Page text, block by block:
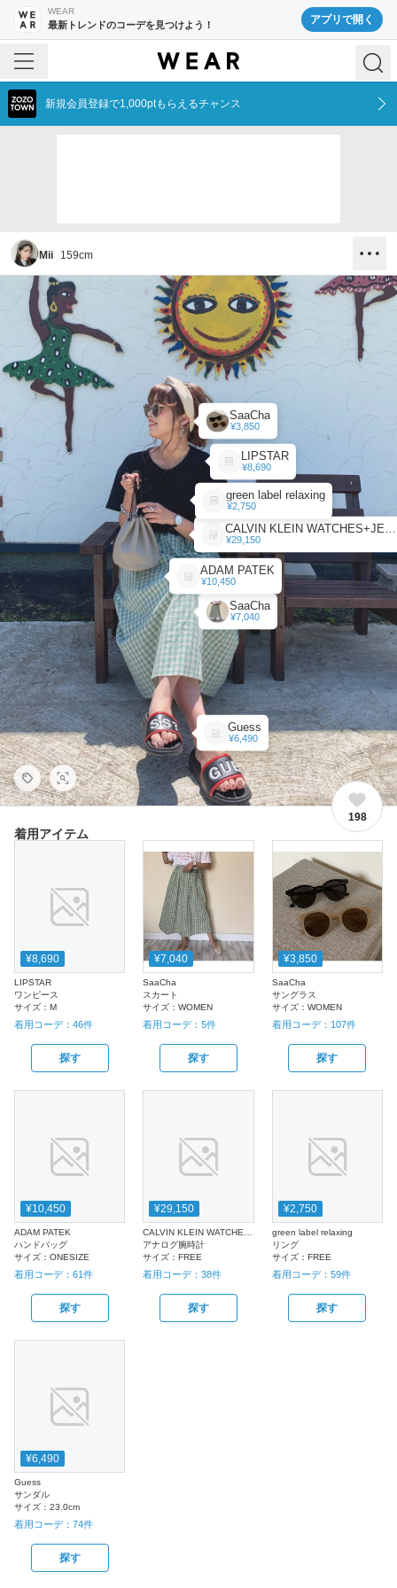
WEAR
最新トレンドのコーデを見つけよう！ アプリで開く
新規会員登録で1,000ptもらえるチャンス
Mii 159cm
LIPSTAR
¥8,690
SaaCha
¥7,040
SaaCha
¥3,850
ADAM PATEK
¥10,450
¥29,150
green label relaxing
¥2,750
Guess
¥6,490
198
着用アイテム
¥8,690
LIPSTAR
ワンピース
サイズ： M
着用コーデ： 46件
探す
¥7,040
SaaCha
スカート
サイズ：WOMEN
着用コーデ：5件
探す
¥3,850
SaaCha
サングラス
サイズ： WOMEN
着用コーデ： 107件
探す
¥10,450
ADAM PATEK
ハンドバッグ
サイズ： ONESIZE
着用コーデ： 61件
探す
¥29,150
アナログ腕時計
サイズ：FREE
着用コーデ：38件
探す
¥2,750
green label relaxing
リング
サイズ： FREE
着用コーデ： 59件
探す
¥6,490
Guess
サンダル
サイズ： 23.0cm
着用コーデ： 74件
探す